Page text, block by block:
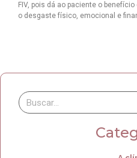
FIV, pois dá ao paciente o
o desgaste físico, emocional e